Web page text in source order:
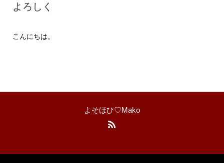
よろしく
こんにちは。
よそほひ♡Mako